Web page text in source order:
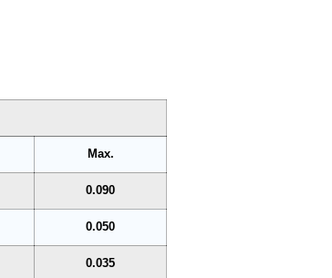
Max.
0.090
0.050
0.035